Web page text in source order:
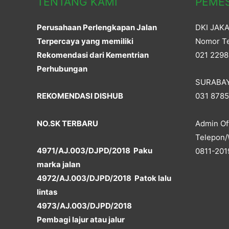
Perusahaan Perlengkapan Jalan
Terpercaya yang memiliki
Rekomendasi dari Kementrian
Perhubungan
REKOMENDASI DISHUB
NO.SK TERBARU
4971/AJ.003/DJPD/2018 Paku
marka jalan
4972/AJ.003/DJPD/2018 Patok lalu
lintas
4973/AJ.003/DJPD/2018
Pembagi lajur atau jalur
DKI
Nomor
021
031
Admin
Telepon/
0811-